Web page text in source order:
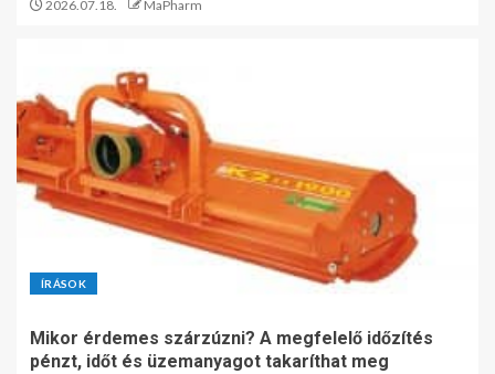
2026.07.18. MaPharm
ÍRÁSOK
Mikor érdemes szárzúzni? A megfelelő időzítés
pénzt, időt és üzemanyagot takaríthat meg